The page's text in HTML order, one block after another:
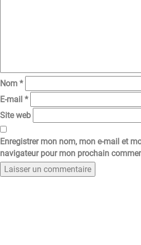
Nom *
E-mail *
Site web
Enregistrer mon nom, mon e-mail et
navigateur pour mon prochain